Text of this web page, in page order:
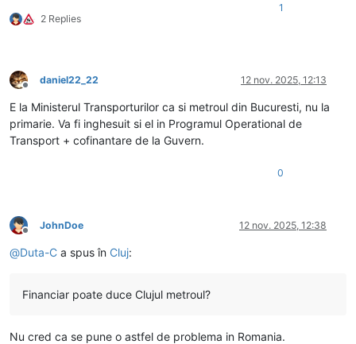
2 Replies
1
Deconectat
daniel22_22 12 nov. 2025, 12:13
E la Ministerul Transporturilor ca si metroul din Bucuresti, nu la
primarie. Va fi inghesuit si el in Programul Operational de
Transport + cofinantare de la Guvern.
0
Deconectat
JohnDoe 12 nov. 2025, 12:38
@Duta-C a spus în Cluj:
Financiar poate duce Clujul metroul?
Nu cred ca se pune o astfel de problema in Romania.